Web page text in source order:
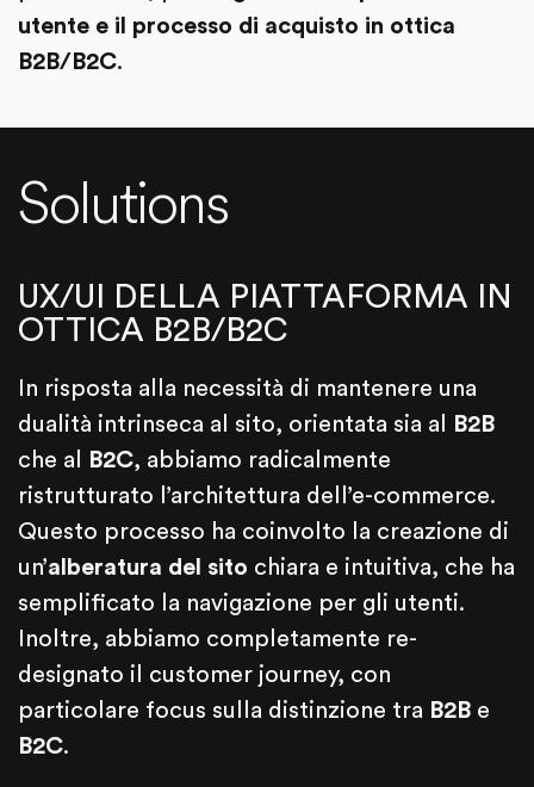
utente e il processo di acquisto in ottica
B2B/B2C.
Solutions
UX/UI DELLA PIATTAFORMA IN
OTTICA B2B/B2C
In risposta alla necessità di mantenere una
dualità intrinseca al sito, orientata sia al
B2B
che al
B2C, abbiamo radicalmente
ristrutturato l’architettura dell’e-commerce.
Questo processo ha coinvolto la creazione di
un’alberatura del sito chiara e intuitiva, che ha
semplificato la navigazione per gli utenti.
Inoltre, abbiamo completamente re-
designato il customer journey, con
particolare focus sulla distinzione tra B2B e
B2C.